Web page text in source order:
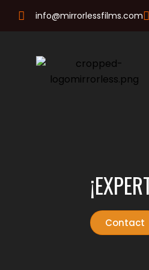
info@mirrorlessfilms.com
Contact